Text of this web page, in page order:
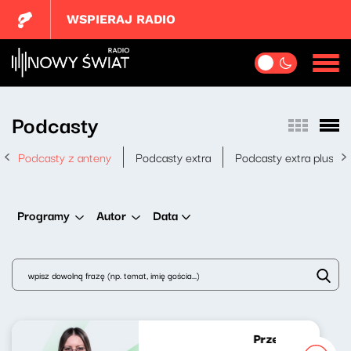
WSPIERAJ RADIO
Podcasty
Podcasty z anteny Podcasty extra Podcasty extra plus
Programy Autor Data
Przedmowa 8